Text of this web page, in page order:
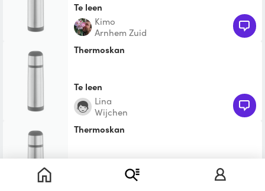
Te leen
Kimo
Arnhem Zuid
Thermoskan
Te leen
Lina
Wijchen
thermoskan